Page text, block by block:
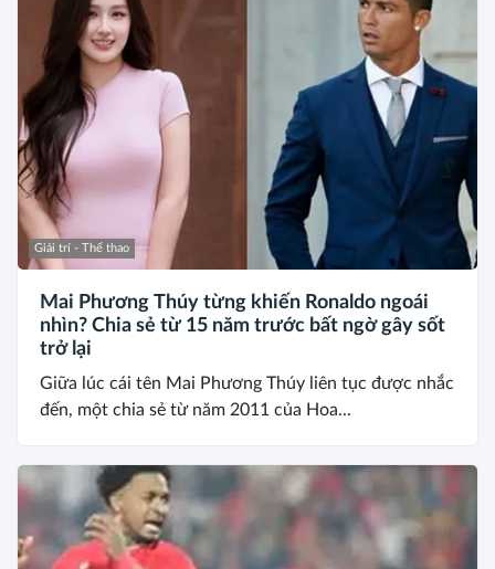
Giải trí - Thể thao
Mai Phương Thúy từng khiến Ronaldo ngoái
nhìn? Chia sẻ từ 15 năm trước bất ngờ gây sốt
trở lại
Giữa lúc cái tên Mai Phương Thúy liên tục được nhắc
đến, một chia sẻ từ năm 2011 của Hoa...